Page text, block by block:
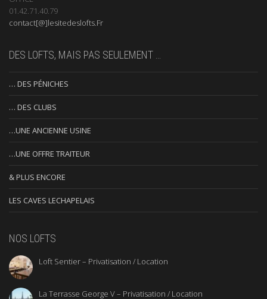
01.42.71.40.79
contact[@]lesitedeslofts.Fr
DES LOFTS, MAIS PAS SEULEMENT …
… DES PÉNICHES
… DES CLUBS
…UNE ANCIENNE USINE
…UNE OFFRE TRAITEUR
& PLUS ENCORE
LES CAVES LECHAPELAIS
NOS LOFTS
Loft Sentier – Privatisation / Location
La Terrasse George V – Privatisation / Location